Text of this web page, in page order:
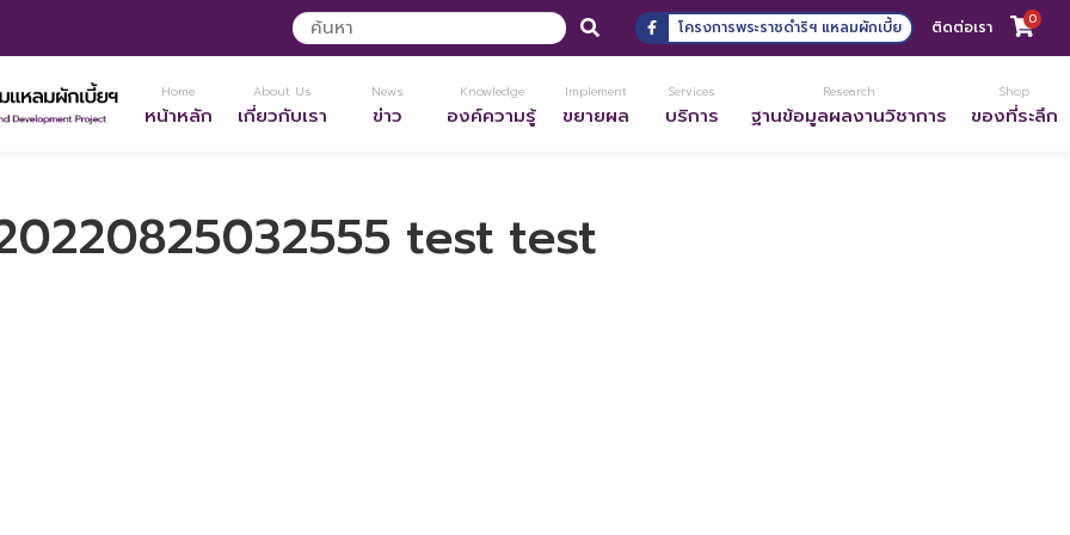
โครงการพระราชดำริฯ แหลมผักเบี้ย ติดต่อเรา 0
Home
หน้าหลัก
About Us
เกี่ยวกับเรา
News
ข่าว
Knowledge
องค์ความรู้
Implement
ขยายผล
Services
บริการ
Research
ฐานข้อมูลผลงานวิชาการ
Shop
ของที่ระลึก
test test